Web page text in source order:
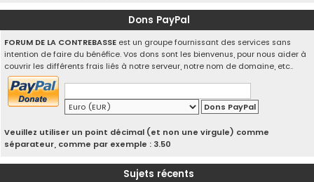
Dons PayPal
FORUM DE LA CONTREBASSE est un groupe fournissant des services sans
intention de faire du bénéfice. Vos dons sont les bienvenus, pour nous aider à
couvrir les différents frais liés à notre serveur, notre nom de domaine, etc..
Veuillez utiliser un point décimal (et non une virgule) comme
séparateur, comme par exemple : 3.50
Sujets récents